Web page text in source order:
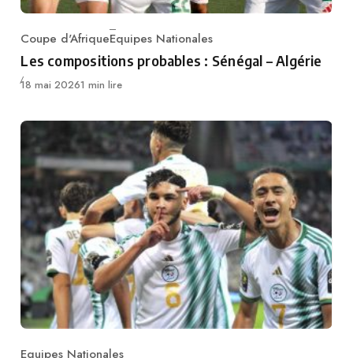
Category
Coupe d'AfriqueEquipes Nationales
Les compositions probables : Sénégal – Algérie
Publié
18 mai 20261 min lire
Equipes Nationales